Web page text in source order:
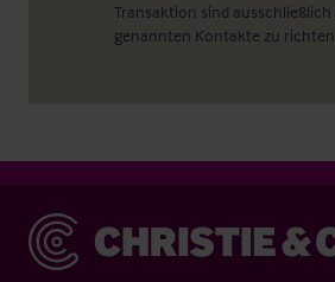
Transaktion sind
genannten Kontakte zu
Christie & Co